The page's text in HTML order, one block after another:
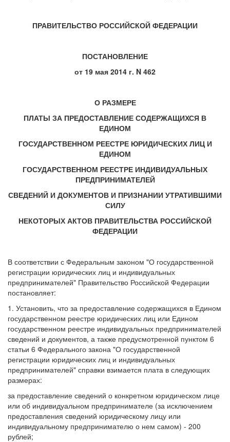
ПРАВИТЕЛЬСТВО РОССИЙСКОЙ ФЕДЕРАЦИИ
ПОСТАНОВЛЕНИЕ
от 19 мая 2014 г. N 462
О РАЗМЕРЕ
ПЛАТЫ ЗА ПРЕДОСТАВЛЕНИЕ СОДЕРЖАЩИХСЯ В
ЕДИНОМ
ГОСУДАРСТВЕННОМ РЕЕСТРЕ ЮРИДИЧЕСКИХ ЛИЦ И
ЕДИНОМ
ГОСУДАРСТВЕННОМ РЕЕСТРЕ ИНДИВИДУАЛЬНЫХ
ПРЕДПРИНИМАТЕЛЕЙ
СВЕДЕНИЙ И ДОКУМЕНТОВ И ПРИЗНАНИИ УТРАТИВШИМИ
СИЛУ
НЕКОТОРЫХ АКТОВ ПРАВИТЕЛЬСТВА РОССИЙСКОЙ
ФЕДЕРАЦИИ
В соответствии с Федеральным законом "О государственной
регистрации юридических лиц и индивидуальных
предпринимателей" Правительство Российской Федерации
постановляет:
1. Установить, что за предоставление содержащихся в Едином
государственном реестре юридических лиц или Едином
государственном реестре индивидуальных предпринимателей
сведений и документов, а также предусмотренной пунктом 6
статьи 6 Федерального закона "О государственной
регистрации юридических лиц и индивидуальных
предпринимателей" справки взимается плата в следующих
размерах:
за предоставление сведений о конкретном юридическом лице
или об индивидуальном предпринимателе (за исключением
предоставления сведений юридическому лицу или
индивидуальному предпринимателю о нем самом) - 200
рублей;